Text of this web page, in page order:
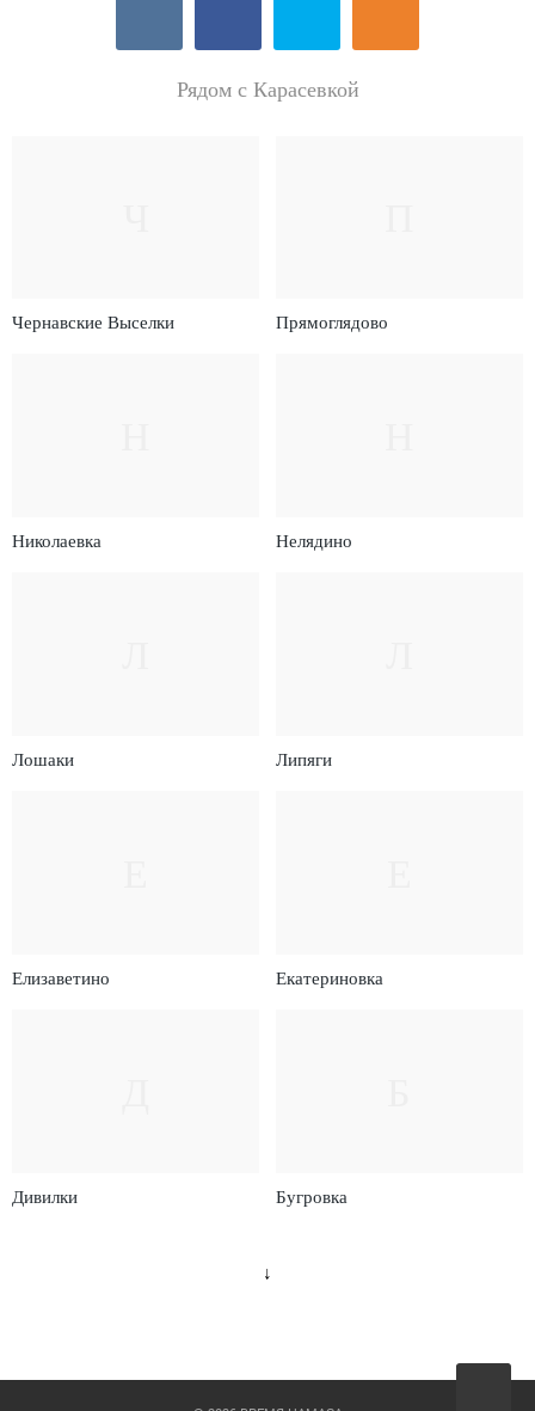
Рядом с Карасевкой
Чернавские Выселки Прямоглядово
Николаевка Нелядино
Лошаки Липяги
Елизаветино Екатериновка
Дивилки Бугровка
↓